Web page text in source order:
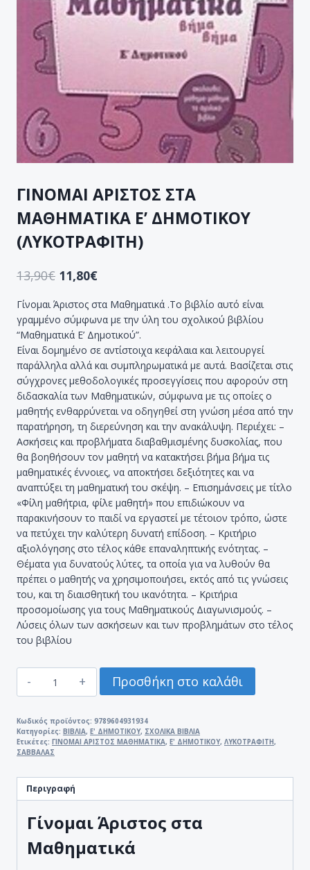
ΓΙΝΟΜΑΙ ΑΡΙΣΤΟΣ ΣΤΑ
ΜΑΘΗΜΑΤΙΚΑ Ε’ ΔΗΜΟΤΙΚΟΥ
(ΛΥΚΟΤΡΑΦΙΤΗ)
13,90€ 11,80€
Γίνομαι Άριστος στα Μαθηματικά .Το βιβλίο αυτό είναι
γραμμένο σύμφωνα με την ύλη του σχολικού βιβλίου
“Μαθηματικά Ε’ Δημοτικού”.
Είναι δομημένο σε αντίστοιχα κεφάλαια και λειτουργεί
παράλληλα αλλά και συμπληρωματικά με αυτά. Βασίζεται στις
σύγχρονες μεθοδολογικές προσεγγίσεις που αφορούν στη
διδασκαλία των Μαθηματικών, σύμφωνα με τις οποίες ο
μαθητής ενθαρρύνεται να οδηγηθεί στη γνώση μέσα από την
παρατήρηση, τη διερεύνηση και την ανακάλυψη. Περιέχει: –
Ασκήσεις και προβλήματα διαβαθμισμένης δυσκολίας, που
θα βοηθήσουν τον μαθητή να κατακτήσει βήμα βήμα τις
μαθηματικές έννοιες, να αποκτήσει δεξιότητες και να
αναπτύξει τη μαθηματική του σκέψη. – Επισημάνσεις με τίτλο
«Φίλη μαθήτρια, φίλε μαθητή» που επιδιώκουν να
παρακινήσουν το παιδί να εργαστεί με τέτοιον τρόπο, ώστε
να πετύχει την καλύτερη δυνατή επίδοση. – Κριτήριο
αξιολόγησης στο τέλος κάθε επαναληπτικής ενότητας. –
Θέματα για δυνατούς λύτες, τα οποία για να λυθούν θα
πρέπει ο μαθητής να χρησιμοποιήσει, εκτός από τις γνώσεις
του, και τη διαισθητική του ικανότητα. – Κριτήρια
προσομοίωσης για τους Μαθηματικούς Διαγωνισμούς. –
Λύσεις όλων των ασκήσεων και των προβλημάτων στο τέλος
του βιβλίου
ΑΡΙΣΤΟΣ
ΜΑΘΗΜΑΤΙΚΑ
Ε'
ΔΗΜΟΤΙΚΟΥ
ποσότητα
Προσθήκη στο καλάθι
Κωδικός προϊόντος: 9789604931934
Κατηγορίες: ΒΙΒΛΙΑ, Ε' ΔΗΜΟΤΙΚΟΥ, ΣΧΟΛΙΚΑ ΒΙΒΛΙΑ
Ετικέτες: ΓΙΝΟΜΑΙ ΑΡΙΣΤΟΣ ΜΑΘΗΜΑΤΙΚΑ, Ε' ΔΗΜΟΤΙΚΟΥ, ΛΥΚΟΤΡΑΦΙΤΗ,
ΣΑΒΒΑΛΑΣ
Περιγραφή
Γίνομαι Άριστος στα
Μαθηματικά